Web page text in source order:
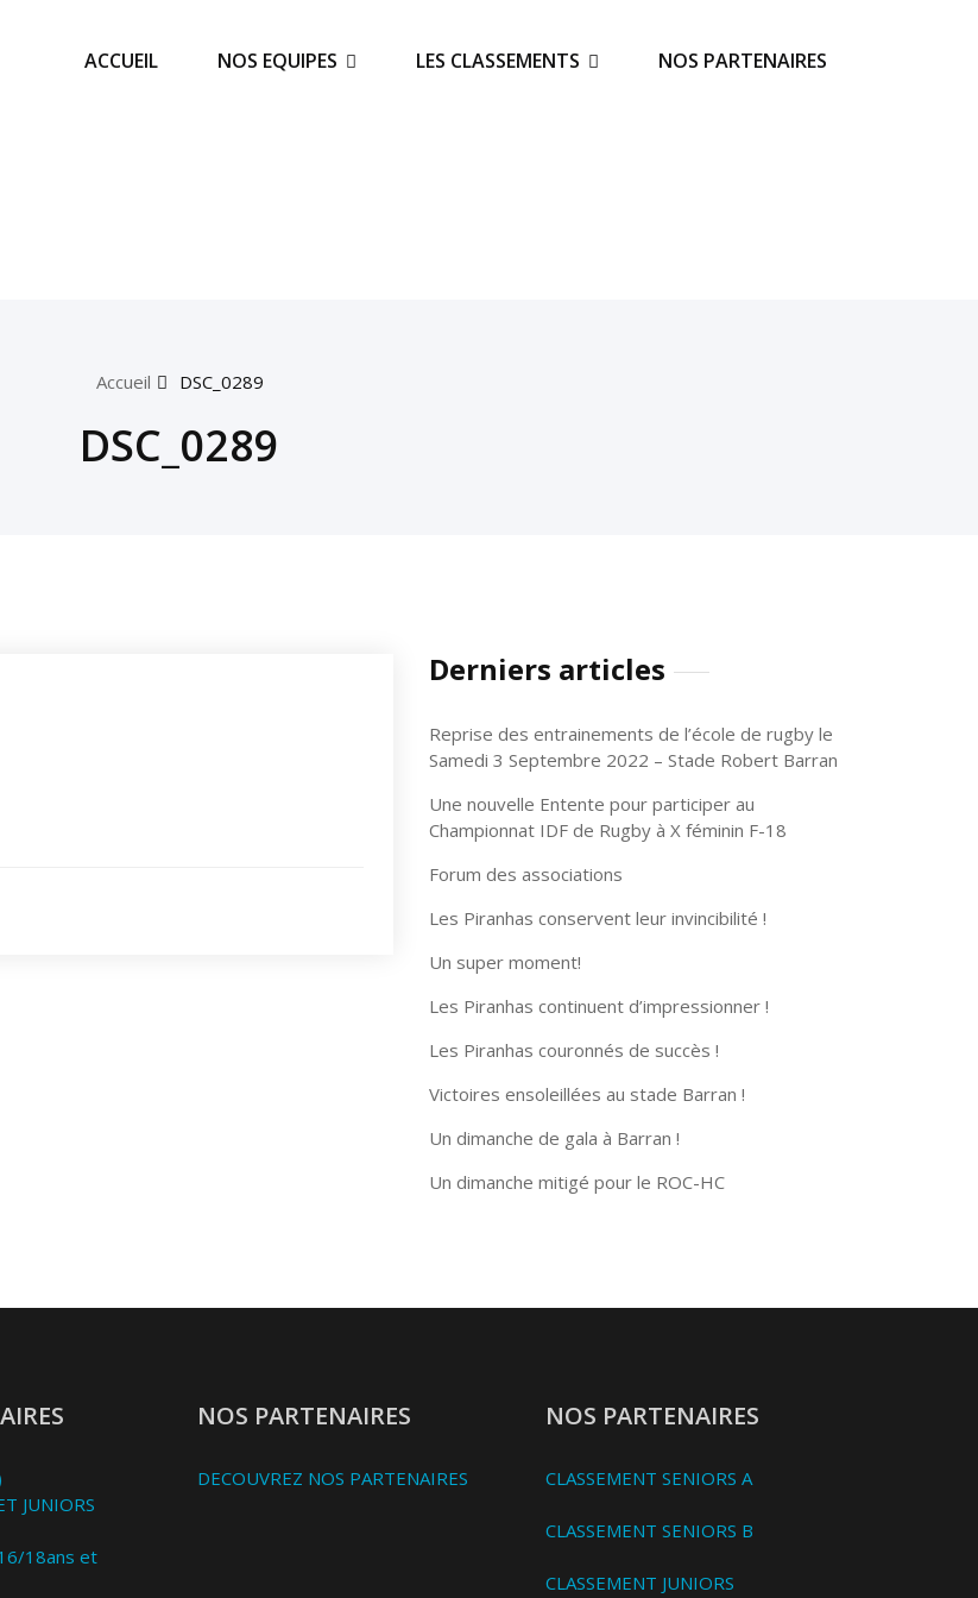
ACCUEIL NOS EQUIPES LES CLASSEMENTS NOS PARTENAIRES
Accueil DSC_0289
DSC_0289
Derniers articles
Reprise des entrainements de l’école de rugby le
Samedi 3 Septembre 2022 – Stade Robert Barran
Une nouvelle Entente pour participer au
Championnat IDF de Rugby à X féminin F-18
Forum des associations
Les Piranhas conservent leur invincibilité !
Un super moment!
Les Piranhas continuent d’impressionner !
Les Piranhas couronnés de succès !
Victoires ensoleillées au stade Barran !
Un dimanche de gala à Barran !
Un dimanche mitigé pour le ROC-HC
JUNIORS
18ans et
NOS PARTENAIRES
DECOUVREZ NOS PARTENAIRES
NOS PARTENAIRES
CLASSEMENT SENIORS A
CLASSEMENT SENIORS B
CLASSEMENT JUNIORS